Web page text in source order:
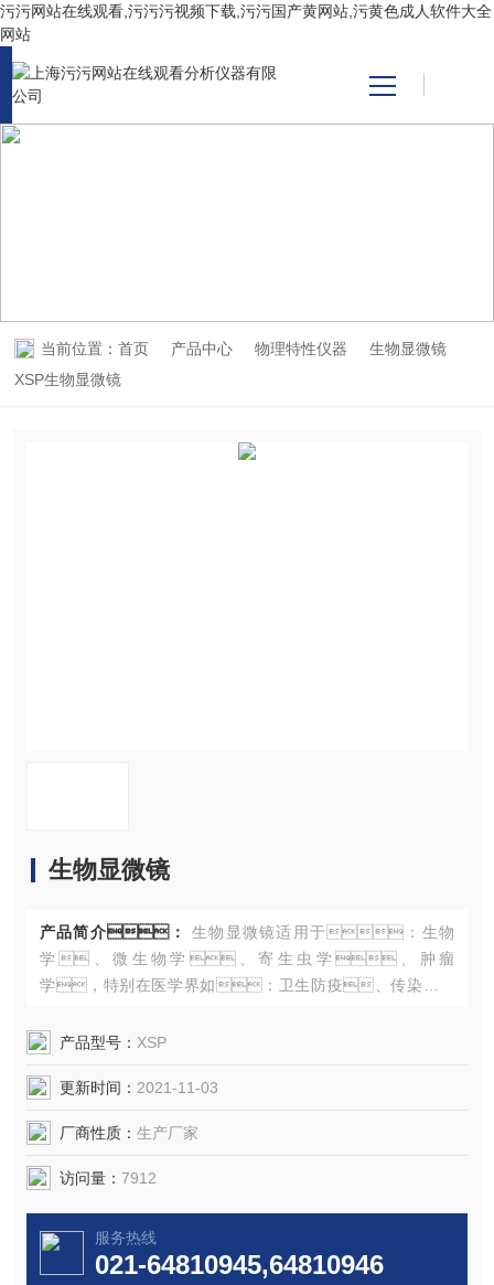
污污网站在线观看,污污污视频下载,污污国产黄网站,污黄色成人软件大全
网站
视频中心
当前位置：首页 产品中心 物理特性仪器
生物显微镜
XSP生物显微镜
生物显微镜
产品简介：
生物显微镜适用于：生物
学、微生物学、寄生虫学、肿瘤
学，特别在医学界如：卫生防疫、传染病院
等。
器。
欢迎广大新老客户。
产品型号： XSP
更新时间： 2021-11-03
厂商性质： 生产厂家
访问量： 7912
服务热线
021-64810945,64810946